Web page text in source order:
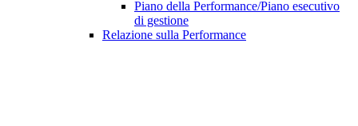
Piano della Performance/Piano esecutivo
di gestione
Relazione sulla Performance